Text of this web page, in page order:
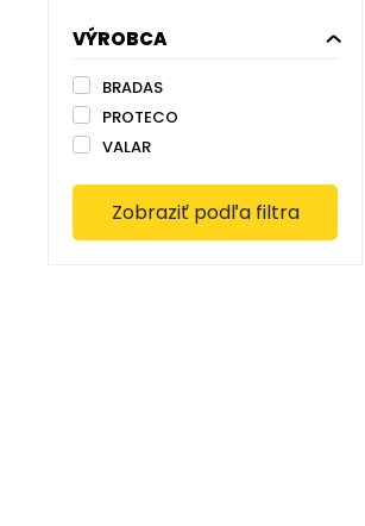
VÝROBCA
BRADAS
PROTECO
VALAR
Zobraziť podľa filtra